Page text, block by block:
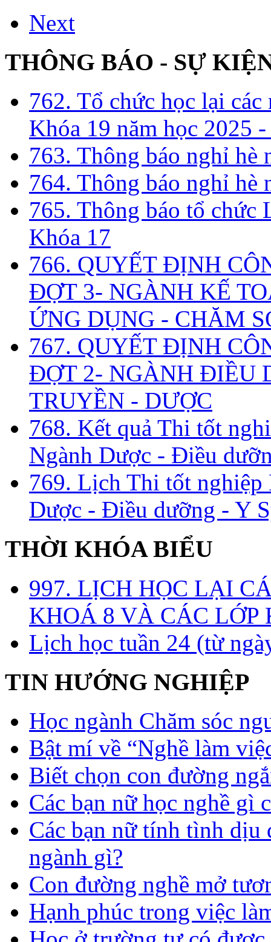
Next
THÔNG BÁO - SỰ
762. Tổ chức học lại
Khóa 19 năm học 2025
763. Thông báo nghỉ hè
764. Thông báo nghỉ hè
765. Thông báo tổ chức
Khóa 17
766. QUYẾT ĐỊNH
ĐỢT 3- NGÀNH KẾ
ỨNG DỤNG - CHĂM
767. QUYẾT ĐỊNH
ĐỢT 2- NGÀNH ĐIỀU
TRUYỀN - DƯỢC
768. Kết quả Thi tốt
Ngành Dược - Điều
769. Lịch Thi tốt
Dược - Điều dưỡng - Y
THỜI KHÓA BIỂU
997. LỊCH HỌC LẠI
KHOÁ 8 VÀ CÁC LỚP
Lịch học tuần 24 (từ
TIN HƯỚNG NGHIỆP
Học ngành Chăm sóc
Bật mí về “Nghề làm
Biết chọn con đường
Các bạn nữ học nghề gì
Các bạn nữ tính tình dịu
ngành gì?
Con đường nghề mở
Hạnh phúc trong việc